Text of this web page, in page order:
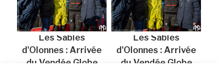
Les Sables
d'Olonnes : Arrivée
du Vendée Globe
Les Sables
d'Olonnes : Arrivée
du Vendée Globe